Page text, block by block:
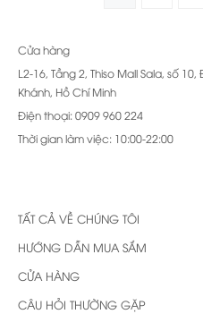
Cửa hàng
L2-16, Tầng 2, Thiso Mall Sala, số
Khánh, Hồ Chí Minh
Điện thoại: 0909 960 224
Thời gian làm việc: 10:00-22:00
TẤT CẢ VỀ CHÚNG TÔI
HƯỚNG DẪN MUA SẮM
CỬA HÀNG
CÂU HỎI THƯỜNG GẶP